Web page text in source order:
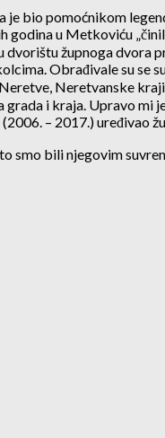
bio pomoćnikom
u Metkoviću
dvorištu župnoga
Obrađivale su se
Neretvanske
i kraja. Upravo
– 2017.) uređivao
bili njegovim